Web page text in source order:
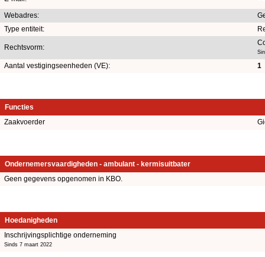
Webadres:
Type entiteit:
Rechtsvorm:
Aantal vestigingseenheden (VE): 1
Functies
Zaakvoerder
Ondernemersvaardigheden - ambulant - kermisuitbater
Geen gegevens opgenomen in KBO.
Hoedanigheden
Inschrijvingsplichtige onderneming
Sinds 7 maart 2022